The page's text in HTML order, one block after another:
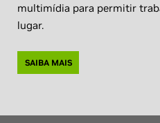
multimídia para permitir
lugar.
SAIBA MAIS